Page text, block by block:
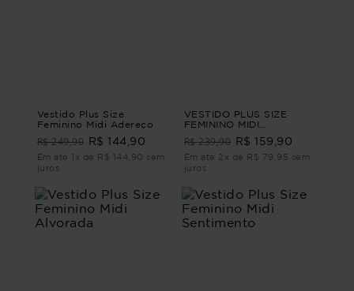
Vestido Plus Size
Feminino Midi Adereço
R$ 249,90 R$ 144,90
Em até 1x de R$ 144,90 sem
juros
VESTIDO PLUS SIZE
FEMININO MIDI
Bege G2 - 50
R$ 239,90 R$ 159,90
Em até 2x de R$ 79,95 sem
juros